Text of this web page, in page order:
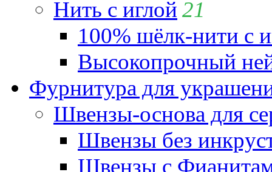
Нить с иглой 21
100% шёлк-нити с
Высокопрочный
Фурнитура для
Швензы-основа для
Швензы без
Швензы с